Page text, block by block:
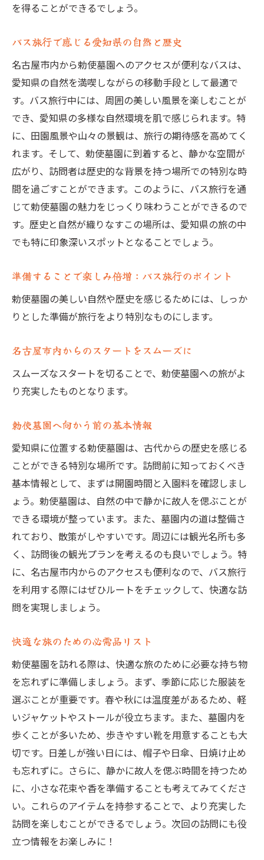
勅使墓園の見どころスポットを事前チェッ
現地で体験する歴史と自然の融合
ガイドブックには載っていない愛知の魅力
名古屋市から勅使墓園へ便利なバスルート
名古屋市内主要バスルートの選び方
勅使墓園行きバスの時間と運行情報
混雑を避けるためのベストプラクティス
快適な乗車体験をするために
移動中に楽しむ愛知県の風景
勅使墓園到着後のおすすめ観光ルート
勅使墓園での発見豊かな旅をバスで体感
バス旅行で発見する新たな視点
勅使墓園の見どころを最大限に活用
バスで巡る愛知の隠れた名所
愛知県勅使墓園の歴史と自然をバスで巡ろう
勅使墓園の歴史を知る旅の始まり
歴史ある風景を楽しむバス停の選び方
四季折々の美しさを堪能する勅使墓園
バスで訪れる愛知の名所
過去と現在のコントラストを感じる旅
快適なバス旅で訪れる勅使墓園の魅力
バスで訪れる勅使墓園の魅力とは
交通手段を最大限に活用する旅の方法
勅使墓園でのリラックスした時間を楽しむ
名古屋市内からのスムーズな移動
バス旅行の準備ポイントと注意点
勅使墓園へのアクセスバスで歴史探訪の旅
バスで楽に行く勅使墓園の探訪
歴史を感じるバス停での立ち寄りスポット
愛知県の豊かさを実感するバス旅
未来に繋がる歴史の発見をバスで体験
勅使墓園を訪れるための準備ガイド
アクセスバスを選ぶ際の重要なポイント
を得ることができるでしょう。
バス旅行で感じる愛知県の自然と歴史
名古屋市内から勅使墓園へのアクセスが便利なバスは、
愛知県の自然を満喫しながらの移動手段として最適で
す。バス旅行中には、周囲の美しい風景を楽しむことが
でき、愛知県の多様な自然環境を肌で感じられます。特
に、田園風景や山々の景観は、旅行の期待感を高めてく
れます。そして、勅使墓園に到着すると、静かな空間が
広がり、訪問者は歴史的な背景を持つ場所での特別な時
間を過ごすことができます。このように、バス旅行を通
じて勅使墓園の魅力をじっくり味わうことができるので
す。歴史と自然が織りなすこの場所は、愛知県の旅の中
でも特に印象深いスポットとなることでしょう。
準備することで楽しみ倍増：バス旅行のポイント
勅使墓園の美しい自然や歴史を感じるためには、しっか
りとした準備が旅行をより特別なものにします。
名古屋市内からのスタートをスムーズに
スムーズなスタートを切ることで、勅使墓園への旅がよ
り充実したものとなります。
勅使墓園へ向かう前の基本情報
愛知県に位置する勅使墓園は、古代からの歴史を感じる
ことができる特別な場所です。訪問前に知っておくべき
基本情報として、まずは開園時間と入園料を確認しまし
ょう。勅使墓園は、自然の中で静かに故人を偲ぶことが
できる環境が整っています。また、墓園内の道は整備さ
れており、散策がしやすいです。周辺には観光名所も多
く、訪問後の観光プランを考えるのも良いでしょう。特
に、名古屋市内からのアクセスも便利なので、バス旅行
を利用する際にはぜひルートをチェックして、快適な訪
問を実現しましょう。
快適な旅のための必需品リスト
勅使墓園を訪れる際は、快適な旅のために必要な持ち物
を忘れずに準備しましょう。まず、季節に応じた服装を
選ぶことが重要です。春や秋には温度差があるため、軽
いジャケットやストールが役立ちます。また、墓園内を
歩くことが多いため、歩きやすい靴を用意することも大
切です。日差しが強い日には、帽子や日傘、日焼け止め
も忘れずに。さらに、静かに故人を偲ぶ時間を持つため
に、小さな花束や香を準備することも考えてみてくださ
い。これらのアイテムを持参することで、より充実した
訪問を楽しむことができるでしょう。次回の訪問にも役
立つ情報をお楽しみに！